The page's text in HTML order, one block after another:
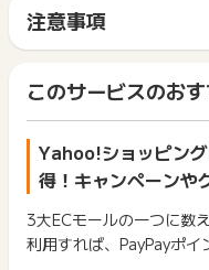
Yahoo!ショッピングアプ
ポイントタウンのポイン
注意事項
Yahoo!ショッピングのア
サイトに移動してからお
間に、同じブラウザ（※
ト獲得ができません。
「 ショッピングでポイ
ス・お買い物利用時で、
イント獲得ができません
2回以上同じお買い物・
ポイントタウンに戻り、
タンを押してからご利用く
下記の事項に該当する場
得無効」となる可能性が
注意事項
一部のサービスにつきま
は切り捨てとなります。
ポイント獲得が1ポイン
ント履歴には記載されま
原則として広告主側の
につきましては、ポイン
まれません。
広告主が運営しているサ
商品の交換や一部でもキ
このサービスのおす
Yahoo!ショッピン
得！キャンペーンや
3大ECモールの一つに数
利用すれば、PayPayポイ